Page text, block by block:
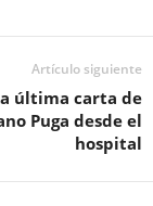
Artículo siguiente
última carta de
Puga desde el
hospital